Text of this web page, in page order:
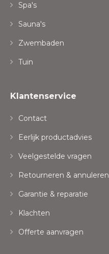
Spa's
Sauna's
Zwembaden
Tuin
Klantenservice
Contact
Eerlijk productadvies
Veelgestelde vragen
Retourneren & annuleren
Garantie & reparatie
Klachten
Offerte aanvragen